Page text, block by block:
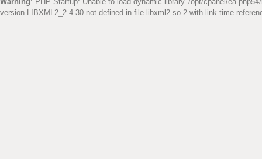
version LIBXML2_2.4.30 not defined in file libxml2.so.2 with link time